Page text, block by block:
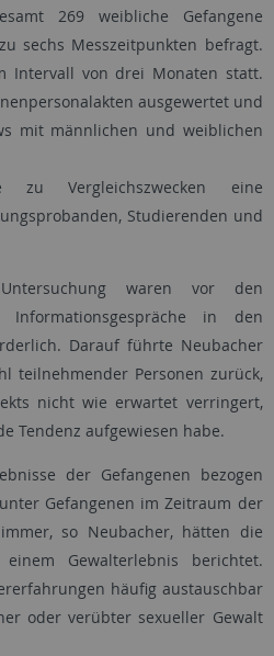
269 weibliche Gefangene
sechs Messzeitpunkten befragt.
Intervall von drei Monaten statt.
ausgewertet und
mit männlichen und weiblichen
zu Vergleichszwecken eine
Studierenden und
waren vor den
Informationsgespräche in den
Darauf führte Neubacher
teilnehmender Personen zurück,
nicht wie erwartet verringert,
Tendenz aufgewiesen habe.
der Gefangenen bezogen
Gefangenen im Zeitraum der
so Neubacher, hätten die
Gewalterlebnis berichtet.
häufig austauschbar
oder verübter sexueller Gewalt